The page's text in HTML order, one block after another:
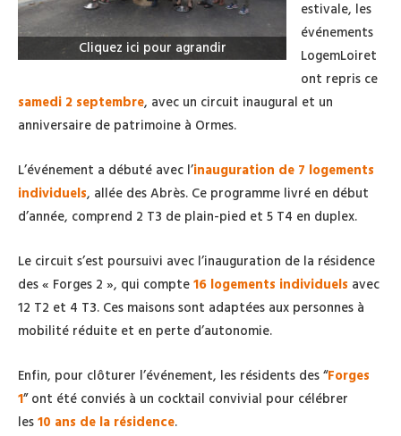
Cliquez ici pour agrandir
estivale, les
événements
LogemLoiret
ont repris ce
samedi 2 septembre, avec un circuit inaugural et un
anniversaire de patrimoine à Ormes.
L’événement a débuté avec l’inauguration de 7 logements
individuels, allée des Abrès. Ce programme livré en début
d’année, comprend 2 T3 de plain-pied et 5 T4 en duplex.
Le circuit s’est poursuivi avec l’inauguration de la résidence
des « Forges 2 », qui compte 16 logements individuels avec
12 T2 et 4 T3. Ces maisons sont adaptées aux personnes à
mobilité réduite et en perte d’autonomie.
Enfin, pour clôturer l’événement, les résidents des “Forges
1” ont été conviés à un cocktail convivial pour célébrer
les 10 ans de la résidence.